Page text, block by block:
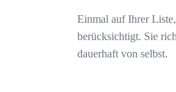
Einmal auf Ihrer
berücksichtigt. Sie
dauerhaft von selbst.